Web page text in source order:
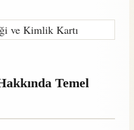
Temel